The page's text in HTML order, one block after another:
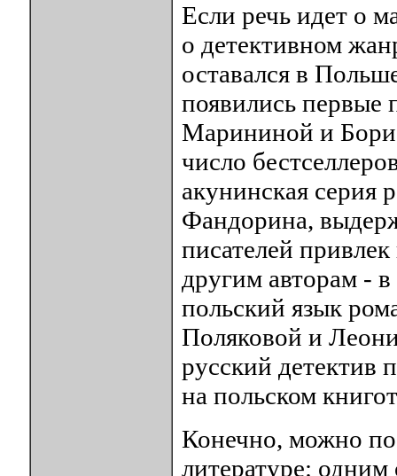
Если речь идет о
о детективном
оставался в
появились первые
Марининой и
число
акунинская серия
Фандорина,
писателей
другим авторам -
польский язык
Поляковой и
русский детектив
на польском
Конечно, можно
литературе: одним